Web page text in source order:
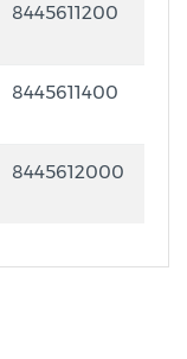
8445611200
8445611400
8445612000